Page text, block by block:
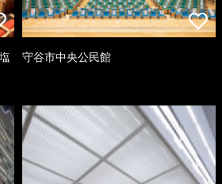
守谷市中央公民館